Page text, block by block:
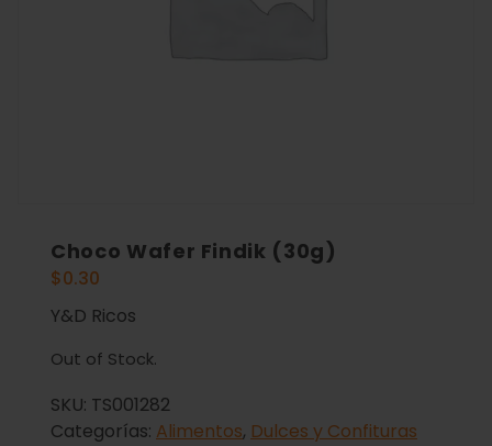
Choco Wafer Findik (30g)
$0.30
Y&D Ricos
Out of Stock.
SKU: TS001282
Categorías: Alimentos, Dulces y Confituras